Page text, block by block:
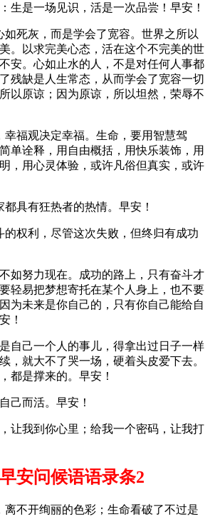
生是一场见识，活是一次品尝！早安！
如死灰，而是学会了宽容。世界之所以
。以求完美心态，活在这个不完美的世
安。心如止水的人，不是对任何人事都
残缺是人生常态，从而学会了宽容一切
以原谅；因为原谅，所以坦然，荣辱不
幸福观决定幸福。生命，要用智慧驾
单诠释，用自由概括，用快乐装饰，用
，用心灵体验，或许凡俗但真实，或许
具有狂热者的热情。早安！
的权利，尽管这次失败，但终归有成功
如努力现在。成功的路上，只有奋斗才
轻易把梦想寄托在某个人身上，也不要
为未来是你自己的，只有你自己能给自
！
自己一个人的事儿，得拿出过日子一样
，就大不了哭一场，硬着头皮爱下去。
都是撑来的。早安！
己而活。早安！
让我到你心里；给我一个密码，让我打
安问候语语录条2
离不开绚丽的色彩；生命看破了不过是